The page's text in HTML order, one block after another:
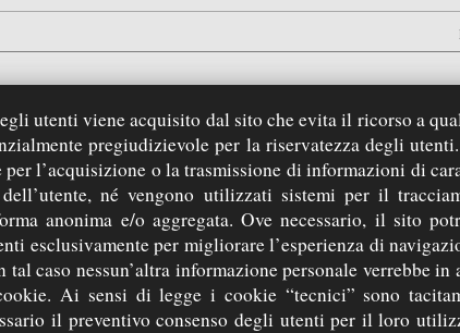
salita alla vita eterna.
abbraccio con il cuore e nella fede in Cristo, nostro Signore.
preghiera inserita da:Marco… l’obbiettore,
utenti viene acquisito dal sito che evita il ricorso a
pregiudizievole per la riservatezza degli
l’acquisizione o la trasmissione di informazioni di
né vengono utilizzati sistemi per il
anonima e/o aggregata. Ove necessario, il sito
esclusivamente per migliorare l’esperienza di
caso nessun’altra informazione personale verrebbe in
Ai sensi di legge i cookie “tecnici” sono
il preventivo consenso degli utenti per il loro